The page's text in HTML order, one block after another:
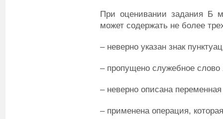
При оценивании задания Б
может содержать не более
– неверно указан знак
– пропущено служебное
– неверно описана
– применена операция,